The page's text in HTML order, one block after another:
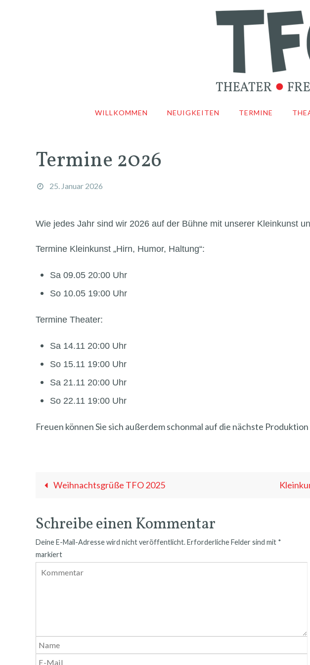
WILLKOMMEN NEUIGKEITEN TERMINE
Termine 2026
25. Januar 2026
Wie jedes Jahr sind wir 2026 auf der Bühne mit unserer Kleinkunst
Termine Kleinkunst „Hirn, Humor, Haltung“:
Sa 09.05 20:00 Uhr
So 10.05 19:00 Uhr
Termine Theater:
Sa 14.11 20:00 Uhr
So 15.11 19:00 Uhr
Sa 21.11 20:00 Uhr
So 22.11 19:00 Uhr
Freuen können Sie sich außerdem schonmal auf die nächste
Weihnachtsgrüße TFO 2025
Schreibe einen Kommentar
Deine E-Mail-Adresse wird nicht veröffentlicht.Erforderliche Felder sind mit *
markiert